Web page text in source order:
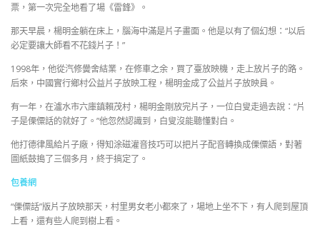
票，第一次完全地看了場《雷鋒》。
那天早晨，楊明金躺在床上，腦海中滿是片子畫面。他是以有了個幻想：“以后
必定要讓大師看不花錢片子！”
1998年，他從汽修黌舍結業，在修車之余，買了臺放映機，走上放片子的路。
后來，中國實行鄉村公益片子放映工程，楊明金成了公益片子放映員。
有一年，在瀘水市六庫鎮賴茂村，楊明金剛放完片子，一位白叟走過去說：“片
子是傈僳話的就好了。”他忽然認識到，白叟沒能聽懂對白。
他打德律風給片子廠，得知涂磁灌音技巧可以把片子配音轉換成傈僳語，對著
圖紙鼓搗了三個多月，終于搞定了。
包養網
“傈僳話”版片子放映那天，村里男女老小都來了，場地上坐不下，有人爬到屋頂
上看，還有些人爬到樹上看。